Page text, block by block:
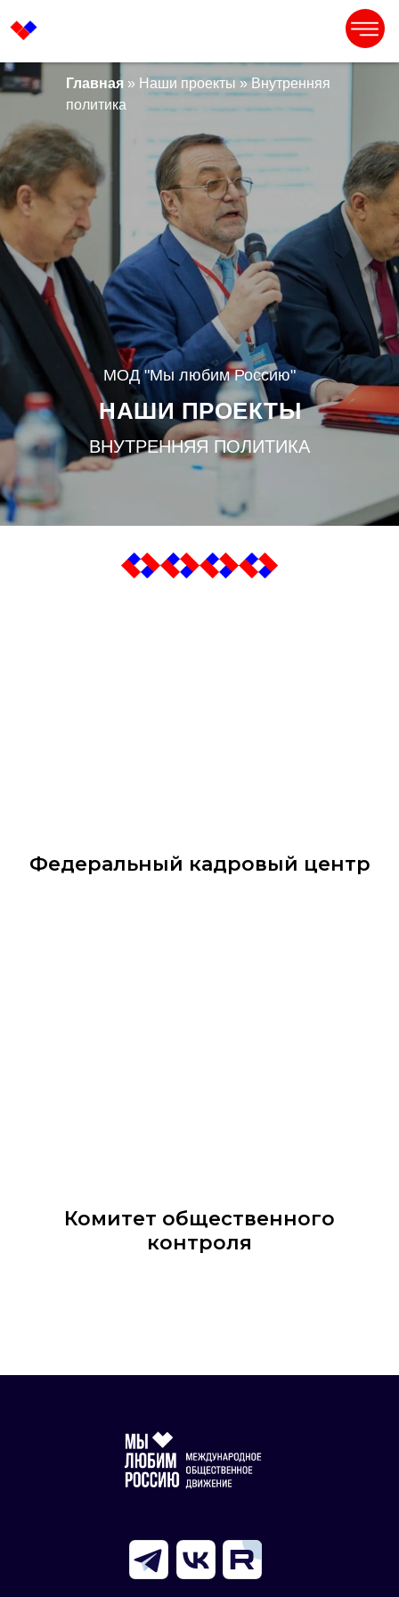
МОД "Мы любим Россию"
ВНУТРЕННЯЯ ПОЛИТИКА
НАШИ ПРОЕКТЫ
Главная » Наши проекты » Внутренняя
политика
Федеральный кадровый центр
Комитет общественного
контроля